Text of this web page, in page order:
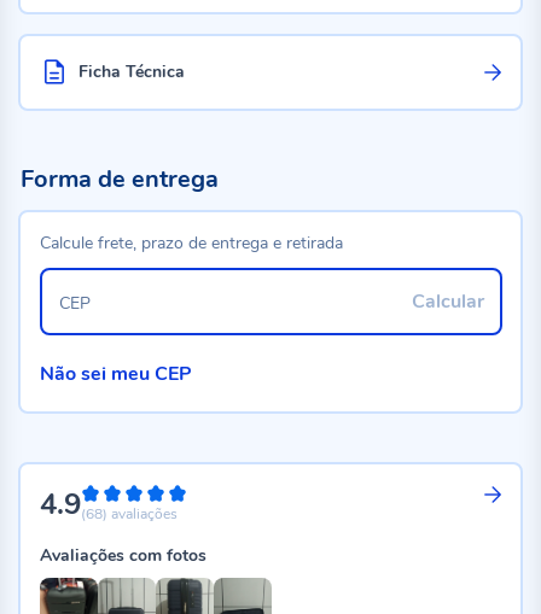
Ficha Técnica
4.998%
(68) avaliações
Avaliações com fotos
Forma de entrega
Calcule frete, prazo de entrega e retirada
Calcular
CEP
Não sei meu CEP